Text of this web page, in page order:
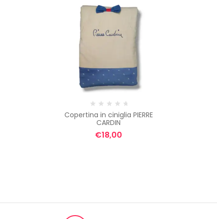
Copertina in ciniglia PIERRE
CARDIN
€18,00